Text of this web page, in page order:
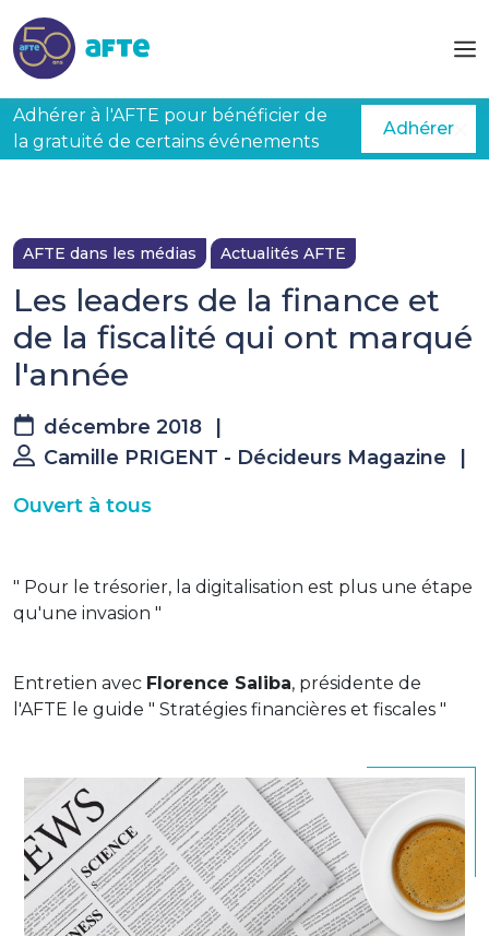
Adhérer à l'AFTE pour bénéficier de
la gratuité de certains événements
Adhérer
AFTE dans les médias Actualités AFTE
Les leaders de la finance et
de la fiscalité qui ont marqué
l'année
décembre 2018
Camille PRIGENT - Décideurs Magazine
Ouvert à tous
" Pour le trésorier, la digitalisation est plus une étape
qu'une invasion "
Entretien avec Florence Saliba, présidente de
l'AFTE le guide " Stratégies financières et fiscales "